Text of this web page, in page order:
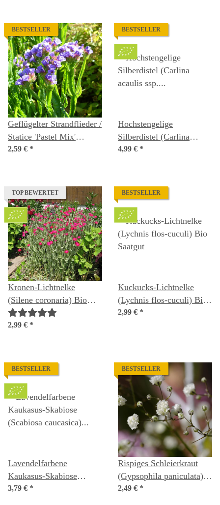
BESTSELLER
Geflügelter Strandflieder /
Statice 'Pastel Mix'
(Limonium sinuatum)
2,59 € *
BESTSELLER
Hochstengelige
Silberdistel (Carlina
acaulis ssp. caulescens)
4,99 € *
TOP BEWERTET
Kronen-Lichtnelke
(Silene coronaria) Bio
Saatgut
2,99 € *
BESTSELLER
Kuckucks-Lichtnelke
(Lychnis flos-cuculi) Bio
Saatgut
2,99 € *
BESTSELLER
Lavendelfarbene
Kaukasus-Skabiose
(Scabiosa caucasica) Bio
3,79 € *
BESTSELLER
Rispiges Schleierkraut
(Gypsophila paniculata)
Samen
2,49 € *